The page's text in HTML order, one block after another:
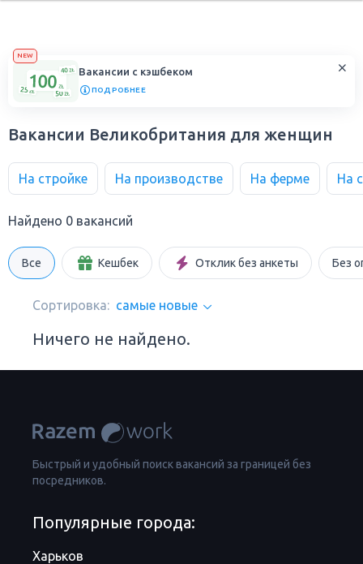
NEW
Вакансии с кэшбеком
ПОДРОБНЕЕ
Вакансии Великобритания для женщин
На стройке На производстве На ферме На
Найдено 0 вакансий
Все Кешбек Отклик без анкеты Без
Сортировка: самые новые
Ничего не найдено.
Быстрый и удобный поиск вакансий за границей без
посредников.
Популярные города:
Харьков